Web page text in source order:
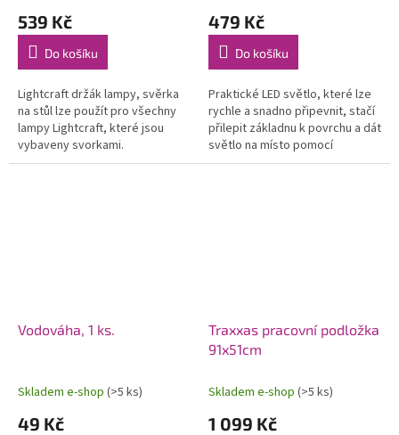
539 Kč
Do košíku
Lightcraft držák lampy, svěrka
na stůl lze použít pro všechny
lampy Lightcraft, které jsou
vybaveny svorkami.
479 Kč
Do košíku
Praktické LED světlo, které lze
rychle a snadno připevnit, stačí
přilepit základnu k povrchu a dát
světlo na místo pomocí
magnetického připojení. 28 LED
Vodováha, 1 ks.
Skladem e-shop (>5 ks)
49 Kč
Traxxas pracovní podložka
91x51cm
Skladem e-shop (>5 ks)
1 099 Kč